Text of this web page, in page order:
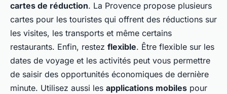
cartes de réduction. La Provence propose plusieurs
cartes pour les touristes qui offrent des réductions sur
les visites, les transports et même certains
restaurants. Enfin, restez flexible. Être flexible sur les
dates de voyage et les activités peut vous permettre
de saisir des opportunités économiques de dernière
minute. Utilisez aussi les applications mobiles pour